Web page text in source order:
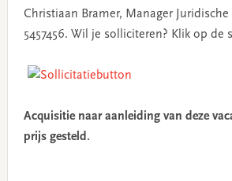
Christiaan Bramer, Manager Juridische
5457456. Wil je solliciteren? Klik op
Acquisitie naar aanleiding van deze
prijs gesteld.